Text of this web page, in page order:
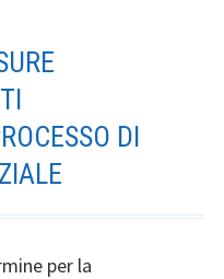
DI
per la